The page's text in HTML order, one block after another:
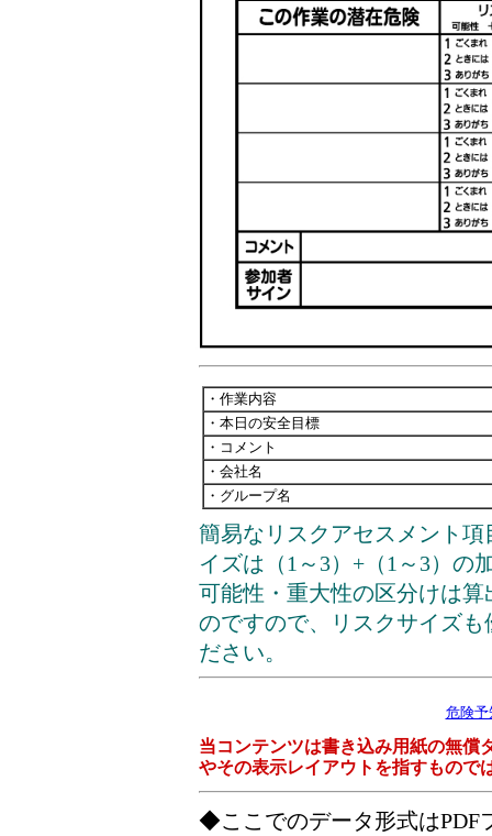
・作業内容
・本日の安全目標
・コメント
・会社名
・グループ名
簡易なリスクアセスメント
イズは（1～3）+（1～3）の
可能性・重大性の区分けは
のですので、リスクサイズ
ださい。
危険予
当コンテンツは書き込み用紙の無償
やその表示レイアウトを指すもので
◆ここでのデータ形式はPDF